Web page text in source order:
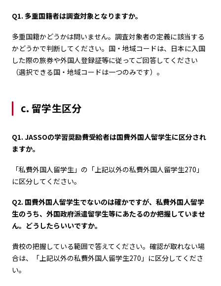
Q1. 多重国籍者は調査対象となりますか。
多重国籍かどうかは問いません。調査対象者の定義に該当する
かどうかで判断してください。国・地域コードは、日本に入国
した際の旅券や外国人登録証等に従ってご回答してください
（選択できる国・地域コードは一つのみです）。
c. 留学生区分
Q1. JASSOの学習奨励費受給者は国費外国人留学生に区分され
ますか。
「私費外国人留学生」の「上記以外の私費外国人留学生270」
に区分してください。
Q2. 国費外国人留学生でないのは確かですが、私費外国人留学
生のうち、外国政府派遣留学生等にあたるのか把握していませ
ん。どうしたらいいですか。
貴校の把握している範囲で答えてください。確認が取れない場
合は、「上記以外の私費外国人留学生270」に区分してくださ
い。